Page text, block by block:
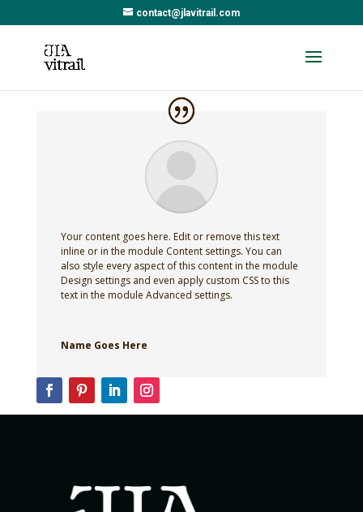
contact@jlavitrail.com
Your content goes here. Edit or remove this text
inline or in the module Content settings. You can
also style every aspect of this content in the module
Design settings and even apply custom CSS to this
text in the module Advanced settings.
Name Goes Here